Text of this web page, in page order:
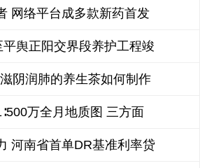
网络平台成多款新药首发
舆正阳交界段养护工程竣
阴润肺的养生茶如何制作
万全月地质图 三方面
河南省首单DR基准利率贷